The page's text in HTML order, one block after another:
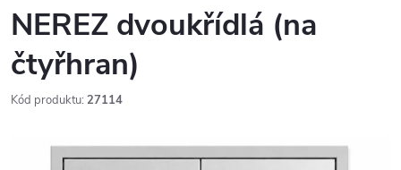
NEREZ dvoukřídlá (na
čtyřhran)
Kód produktu: 27114